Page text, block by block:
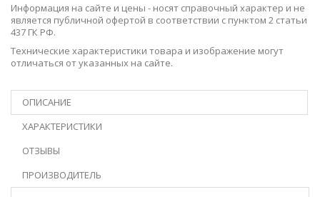
Информация на сайте и цены - носят справочный характер и не
является публичной офертой в соответствии с пунктом 2 статьи
437 ГК РФ.
Технические характеристики товара и изображение могут
отличаться от указанных на сайте.
ОПИСАНИЕ
ХАРАКТЕРИСТИКИ
ОТЗЫВЫ
ПРОИЗВОДИТЕЛЬ